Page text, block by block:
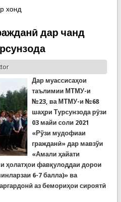
дар Хатлон
хонд
дар чанд
Дар муассисаҳои
таълимии МТМУ-и
№23, ва МТМУ-и №68
шаҳри Турсунзода рӯзи
03 майи соли 2021
«Рўзи мудофиаи
гражданӣ» дар мавзўи
«Амали ҳайати
ҳолатҳои фавқулоддаи дорои
6-7 балла)» ва
аз бемориҳои сироятӣ